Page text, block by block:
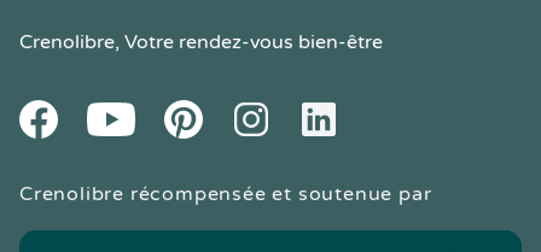
Crenolibre, Votre rendez-vous bien-être
FacebookYoutube PinteresetInstagramLinkedIn
Crenolibre récompensée et soutenue par